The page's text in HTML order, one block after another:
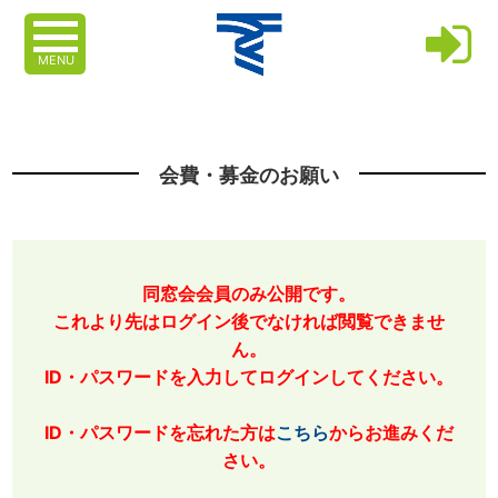
MENU
会費・募金のお願い
同窓会会員のみ公開です。
これより先はログイン後でなければ閲覧できませ
ん。
ID・パスワードを入力してログインしてください。
ID・パスワードを忘れた方はこちらからお進みくだ
さい。